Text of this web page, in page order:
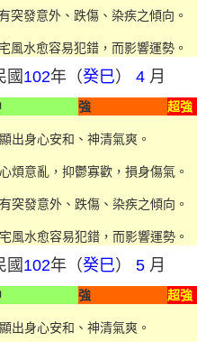
突發意外、跌傷、染疾之傾向。
風水愈容易犯錯，而影響運勢。
國102年（癸巳） 4 月
強
超強
出身心安和、神清氣爽。
煩意亂，抑鬱寡歡，損身傷氣。
突發意外、跌傷、染疾之傾向。
風水愈容易犯錯，而影響運勢。
國102年（癸巳） 5 月
強
超強
出身心安和、神清氣爽。